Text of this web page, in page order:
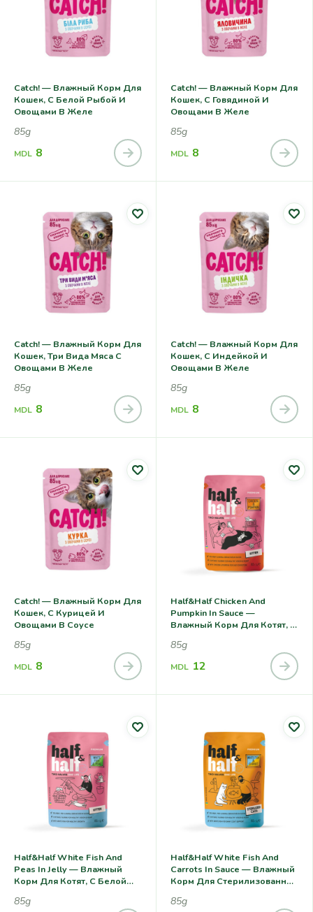
Catch! — Влажный Корм Для
Кошек, С Белой Рыбой И
Овощами В Желе
85g
MDL 8
Catch! — Влажный Корм Для
Кошек, С Говядиной И
Овощами В Желе
85g
MDL 8
Catch! — Влажный Корм Для
Кошек, Три Вида Мяса С
Овощами В Желе
85g
MDL 8
Catch! — Влажный Корм Для
Кошек, С Индейкой И
Овощами В Желе
85g
MDL 8
Catch! — Влажный Корм Для
Кошек, С Курицей И
Овощами В Соусе
85g
MDL 8
Half&Half Chicken And
Pumpkin In Sauce —
Влажный Корм Для Котят, С
85g
MDL 12
Half&Half White Fish And
Peas In Jelly — Влажный
Корм Для Котят, С Белой
85g
Half&Half White Fish And
Carrots In Sauce — Влажный
Корм Для Стерилизованных
Морковью В Соусе
85g